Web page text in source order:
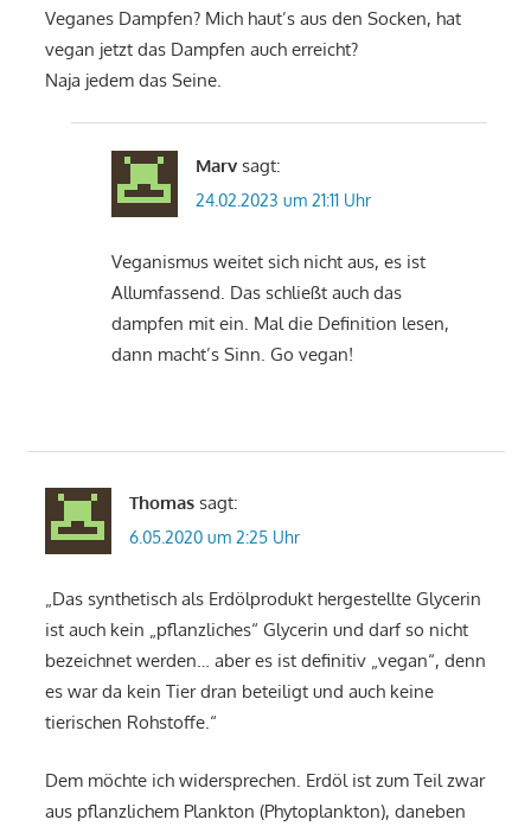
Veganes Dampfen? Mich haut’s aus den Socken, hat
vegan jetzt das Dampfen auch erreicht?
Naja jedem das Seine.
Marv sagt:
24.02.2023 um 21:11 Uhr
Veganismus weitet sich nicht aus, es ist
Allumfassend. Das schließt auch das
dampfen mit ein. Mal die Definition lesen,
dann macht’s Sinn. Go vegan!
Thomas sagt:
6.05.2020 um 2:25 Uhr
„Das synthetisch als Erdölprodukt hergestellte Glycerin
ist auch kein „pflanzliches“ Glycerin und darf so nicht
bezeichnet werden… aber es ist definitiv „vegan“, denn
es war da kein Tier dran beteiligt und auch keine
tierischen Rohstoffe.“
Dem möchte ich widersprechen. Erdöl ist zum Teil zwar
aus pflanzlichem Plankton (Phytoplankton), daneben